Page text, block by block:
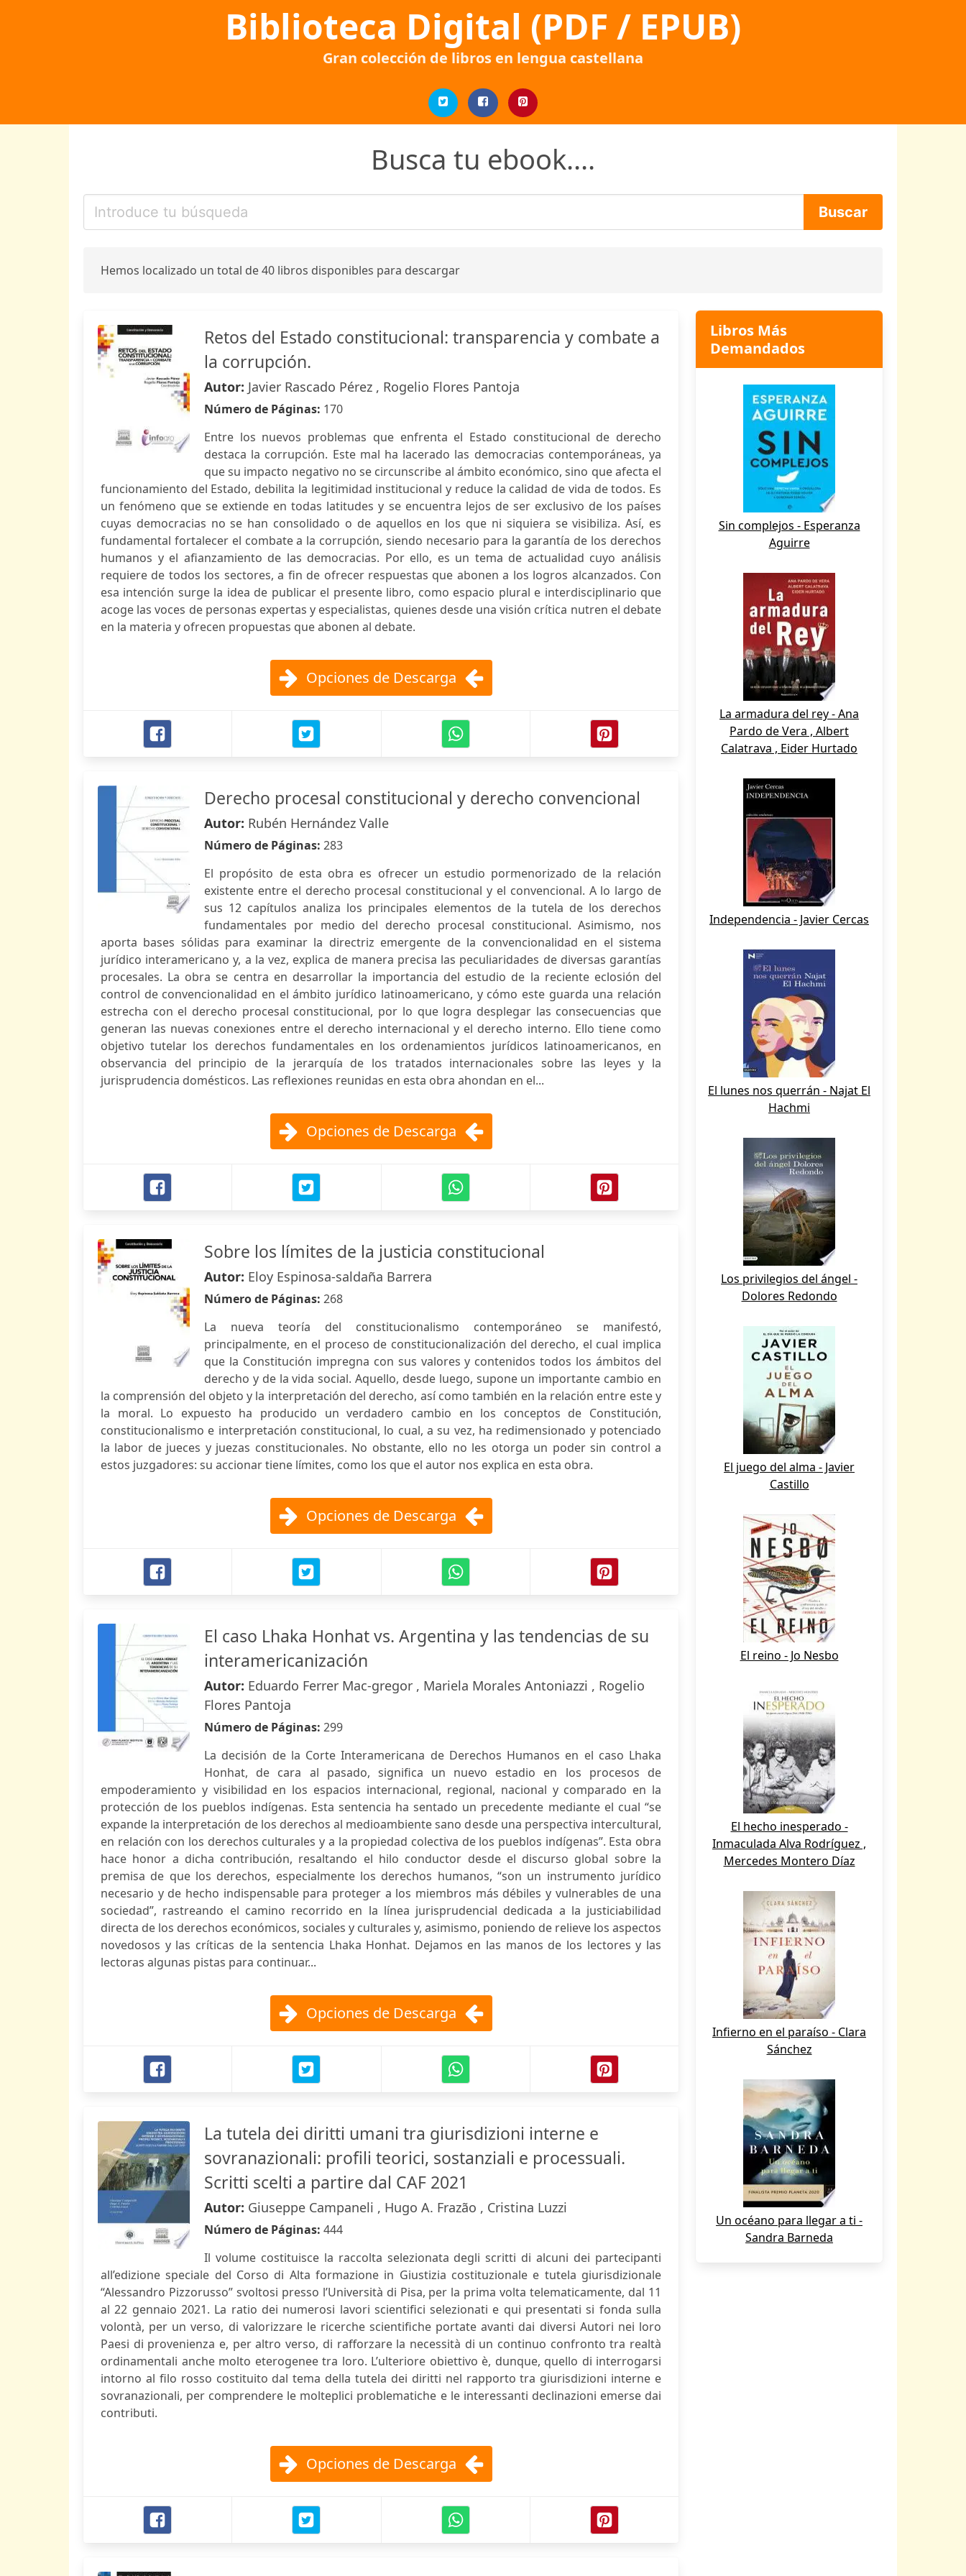
Biblioteca Digital (PDF / EPUB)
Gran colección de libros en lengua castellana
Busca tu ebook....
Hemos localizado un total de 40 libros disponibles para descargar
Retos del Estado constitucional: transparencia y combate a
la corrupción.
Autor: Javier Rascado Pérez , Rogelio Flores Pantoja
Número de Páginas: 170
Entre los nuevos problemas que enfrenta el Estado constitucional de derecho
destaca la corrupción. Este mal ha lacerado las democracias contemporáneas, ya
que su impacto negativo no se circunscribe al ámbito económico, sino que afecta el
funcionamiento del Estado, debilita la legitimidad institucional y reduce la calidad de vida de todos. Es
un fenómeno que se extiende en todas latitudes y se encuentra lejos de ser exclusivo de los países
cuyas democracias no se han consolidado o de aquellos en los que ni siquiera se visibiliza. Así, es
fundamental fortalecer el combate a la corrupción, siendo necesario para la garantía de los derechos
humanos y el afianzamiento de las democracias. Por ello, es un tema de actualidad cuyo análisis
requiere de todos los sectores, a fin de ofrecer respuestas que abonen a los logros alcanzados. Con
esa intención surge la idea de publicar el presente libro, como espacio plural e interdisciplinario que
acoge las voces de personas expertas y especialistas, quienes desde una visión crítica nutren el debate
en la materia y ofrecen propuestas que abonen al debate.
Opciones de Descarga
Derecho procesal constitucional y derecho convencional
Autor: Rubén Hernández Valle
Número de Páginas: 283
El propósito de esta obra es ofrecer un estudio pormenorizado de la relación
existente entre el derecho procesal constitucional y el convencional. A lo largo de
sus 12 capítulos analiza los principales elementos de la tutela de los derechos
fundamentales por medio del derecho procesal constitucional. Asimismo, nos
aporta bases sólidas para examinar la directriz emergente de la convencionalidad en el sistema
jurídico interamericano y, a la vez, explica de manera precisa las peculiaridades de diversas garantías
procesales. La obra se centra en desarrollar la importancia del estudio de la reciente eclosión del
control de convencionalidad en el ámbito jurídico latinoamericano, y cómo este guarda una relación
estrecha con el derecho procesal constitucional, por lo que logra desplegar las consecuencias que
generan las nuevas conexiones entre el derecho internacional y el derecho interno. Ello tiene como
objetivo tutelar los derechos fundamentales en los ordenamientos jurídicos latinoamericanos, en
observancia del principio de la jerarquía de los tratados internacionales sobre las leyes y la
jurisprudencia domésticos. Las reflexiones reunidas en esta obra ahondan en el...
Opciones de Descarga
Sobre los límites de la justicia constitucional
Autor: Eloy Espinosa-saldaña Barrera
Número de Páginas: 268
La nueva teoría del constitucionalismo contemporáneo se manifestó,
principalmente, en el proceso de constitucionalización del derecho, el cual implica
que la Constitución impregna con sus valores y contenidos todos los ámbitos del
derecho y de la vida social. Aquello, desde luego, supone un importante cambio en
la comprensión del objeto y la interpretación del derecho, así como también en la relación entre este y
la moral. Lo expuesto ha producido un verdadero cambio en los conceptos de Constitución,
constitucionalismo e interpretación constitucional, lo cual, a su vez, ha redimensionado y potenciado
la labor de jueces y juezas constitucionales. No obstante, ello no les otorga un poder sin control a
estos juzgadores: su accionar tiene límites, como los que el autor nos explica en esta obra.
Opciones de Descarga
El caso Lhaka Honhat vs. Argentina y las tendencias de su
interamericanización
Autor: Eduardo Ferrer Mac-gregor , Mariela Morales Antoniazzi , Rogelio
Flores Pantoja
Número de Páginas: 299
La decisión de la Corte Interamericana de Derechos Humanos en el caso Lhaka
Honhat, de cara al pasado, significa un nuevo estadio en los procesos de
empoderamiento y visibilidad en los espacios internacional, regional, nacional y comparado en la
protección de los pueblos indígenas. Esta sentencia ha sentado un precedente mediante el cual “se
expande la interpretación de los derechos al medioambiente sano desde una perspectiva intercultural,
en relación con los derechos culturales y a la propiedad colectiva de los pueblos indígenas”. Esta obra
hace honor a dicha contribución, resaltando el hilo conductor desde el discurso global sobre la
premisa de que los derechos, especialmente los derechos humanos, “son un instrumento jurídico
necesario y de hecho indispensable para proteger a los miembros más débiles y vulnerables de una
sociedad”, rastreando el camino recorrido en la línea jurisprudencial dedicada a la justiciabilidad
directa de los derechos económicos, sociales y culturales y, asimismo, poniendo de relieve los aspectos
novedosos y las críticas de la sentencia Lhaka Honhat. Dejamos en las manos de los lectores y las
lectoras algunas pistas para continuar...
Opciones de Descarga
La tutela dei diritti umani tra giurisdizioni interne e
sovranazionali: profili teorici, sostanziali e processuali.
Scritti scelti a partire dal CAF 2021
Autor: Giuseppe Campaneli , Hugo A. Frazão , Cristina Luzzi
Número de Páginas: 444
Il volume costituisce la raccolta selezionata degli scritti di alcuni dei partecipanti
all’edizione speciale del Corso di Alta formazione in Giustizia costituzionale e tutela giurisdizionale
“Alessandro Pizzorusso” svoltosi presso l’Università di Pisa, per la prima volta telematicamente, dal 11
al 22 gennaio 2021. La ratio dei numerosi lavori scientifici selezionati e qui presentati si fonda sulla
volontà, per un verso, di valorizzare le ricerche scientifiche portate avanti dai diversi Autori nei loro
Paesi di provenienza e, per altro verso, di rafforzare la necessità di un continuo confronto tra realtà
ordinamentali anche molto eterogenee tra loro. L’ulteriore obiettivo è, dunque, quello di interrogarsi
intorno al filo rosso costituito dal tema della tutela dei diritti nel rapporto tra giurisdizioni interne e
sovranazionali, per comprendere le molteplici problematiche e le interessanti declinazioni emerse dai
contributi.
Opciones de Descarga
Libros Más
Demandados
Sin complejos - Esperanza
Aguirre
La armadura del rey - Ana
Pardo de Vera , Albert
Calatrava , Eider Hurtado
Independencia - Javier Cercas
El lunes nos querrán - Najat El
Hachmi
Los privilegios del ángel -
Dolores Redondo
El juego del alma - Javier
Castillo
El reino - Jo Nesbo
El hecho inesperado -
Inmaculada Alva Rodríguez ,
Mercedes Montero Díaz
Infierno en el paraíso - Clara
Sánchez
Un océano para llegar a ti -
Sandra Barneda